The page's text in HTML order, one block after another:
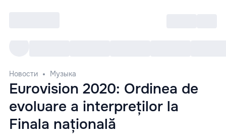
Новости Музыка
Eurovision 2020: Ordinea de
evoluare a interpreților la
Finala națională